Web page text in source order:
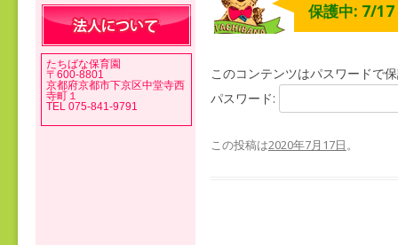
保護中: 7/17
このコンテンツはパスワードで
パスワード:
この投稿は2020年7月17日。
たちばな保育園
〒600-8801
京都府京都市下京区中堂寺西
寺町１
TEL 075-841-9791